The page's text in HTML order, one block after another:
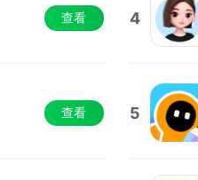
查看
查看
4
5